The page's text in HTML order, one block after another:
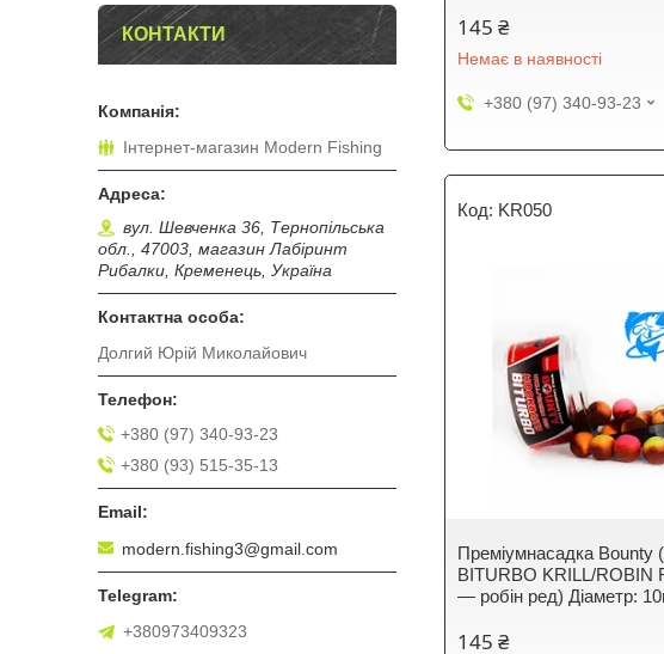
145 ₴
Немає в наявності
+380 (97) 340-93-23
KR050
Преміумнасадка Bounty
BITURBO KRILL/ROBIN
— робін ред) Діаметр:
145 ₴
КОНТАКТИ
Інтернет-магазин Modern Fishing
вул. Шевченка 36, Тернопільська
обл., 47003, магазин Лабіринт
Рибалки, Кременець, Україна
Долгий Юрій Миколайович
+380 (97) 340-93-23
+380 (93) 515-35-13
modern.fishing3@gmail.com
+380973409323